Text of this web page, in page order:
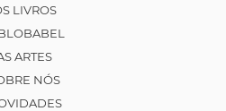
LIVROS
ARTES
NÓS